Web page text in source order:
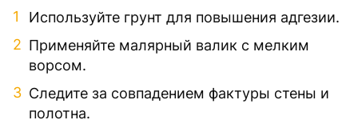
Используйте грунт для повышения адгезии.
Применяйте малярный валик с мелким
ворсом.
Следите за совпадением фактуры стены и
полотна.